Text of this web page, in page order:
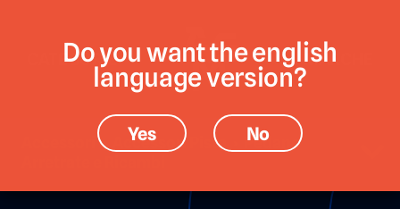
CATEGORIE MARCHE
Accessori › Accessori Pista › Pedane
Do you want the english
language version?
Yes No